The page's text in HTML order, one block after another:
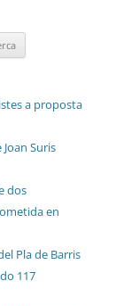
a proposta
Suris
dos
en
Pla de Barris
117